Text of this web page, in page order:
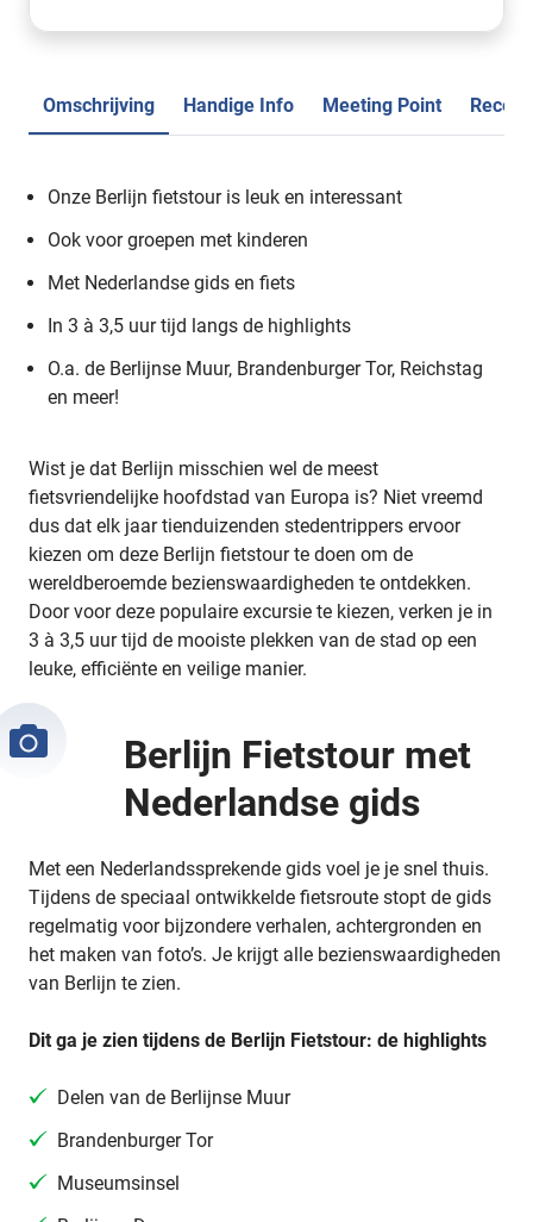
Omschrijving Handige Info Meeting Point
Onze Berlijn fietstour is leuk en interessant
Ook voor groepen met kinderen
Met Nederlandse gids en fiets
In 3 à 3,5 uur tijd langs de highlights
O.a. de Berlijnse Muur, Brandenburger Tor, Reichstag
en meer!
Wist je dat Berlijn misschien wel de meest
fietsvriendelijke hoofdstad van Europa is? Niet vreemd
dus dat elk jaar tienduizenden stedentrippers ervoor
kiezen om deze Berlijn fietstour te doen om de
wereldberoemde bezienswaardigheden te ontdekken.
Door voor deze populaire excursie te kiezen, verken je in
3 à 3,5 uur tijd de mooiste plekken van de stad op een
leuke, efficiënte en veilige manier.
Berlijn Fietstour met
Nederlandse gids
Met een Nederlandssprekende gids voel je je snel thuis.
Tijdens de speciaal ontwikkelde fietsroute stopt de gids
regelmatig voor bijzondere verhalen, achtergronden en
het maken van foto’s. Je krijgt alle bezienswaardigheden
van Berlijn te zien.
Dit ga je zien tijdens de Berlijn Fietstour: de highlights
Delen van de Berlijnse Muur
Brandenburger Tor
Museumsinsel